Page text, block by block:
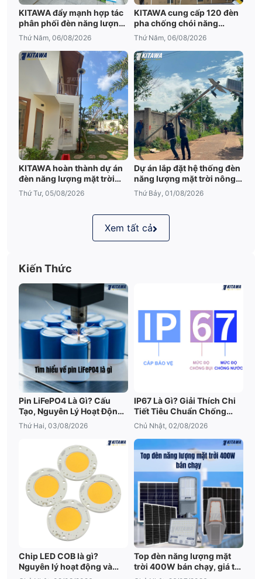
KITAWA đẩy mạnh hợp tác
phân phối đèn năng lượng
mặt trời An Giang
Thứ Năm, 06/08/2026
KITAWA cung cấp 120 đèn
pha chống chói năng
lượng mặt trời cho trại tôm
Bạc Liêu
Thứ Năm, 06/08/2026
KITAWA hoàn thành dự án
đèn năng lượng mặt trời
sân vườn UFO 600W tại
Đắk Lắk
Thứ Tư, 05/08/2026
Dự án lắp đặt hệ thống đèn
năng lượng mặt trời nông
trại tại Đắk Lắk
Thứ Bảy, 01/08/2026
Xem tất cả
Kiến Thức
Pin LiFePO4 Là Gì? Cấu
Tạo, Nguyên Lý Hoạt Động
Và Ưu Điểm Nổi Bật
Thứ Hai, 03/08/2026
IP67 Là Gì? Giải Thích Chi
Tiết Tiêu Chuẩn Chống
Nước IP67
Chủ Nhật, 02/08/2026
Chip LED COB là gì?
Nguyên lý hoạt động và
những điều cần biết
Top đèn năng lượng mặt
trời 400W bán chạy, giá tốt
2026